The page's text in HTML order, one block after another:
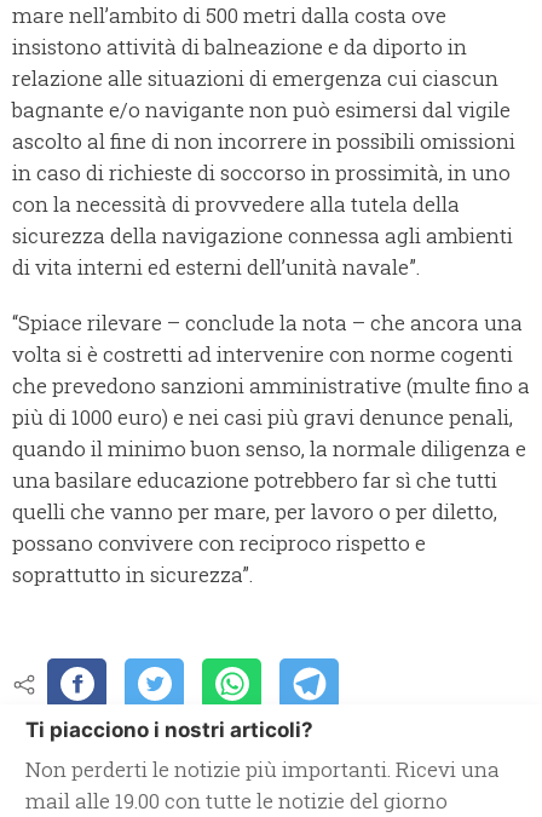
mare nell’ambito di 500 metri dalla costa ove
insistono attività di balneazione e da diporto in
relazione alle situazioni di emergenza cui ciascun
bagnante e/o navigante non può esimersi dal vigile
ascolto al fine di non incorrere in possibili omissioni
in caso di richieste di soccorso in prossimità, in uno
con la necessità di provvedere alla tutela della
sicurezza della navigazione connessa agli ambienti
di vita interni ed esterni dell’unità navale”.
“Spiace rilevare – conclude la nota – che ancora una
volta si è costretti ad intervenire con norme cogenti
che prevedono sanzioni amministrative (multe fino a
più di 1000 euro) e nei casi più gravi denunce penali,
quando il minimo buon senso, la normale diligenza e
una basilare educazione potrebbero far sì che tutti
quelli che vanno per mare, per lavoro o per diletto,
possano convivere con reciproco rispetto e
soprattutto in sicurezza”.
Ti piacciono i nostri articoli?
Non perderti le notizie più importanti. Ricevi una
mail alle 19.00 con tutte le notizie del giorno